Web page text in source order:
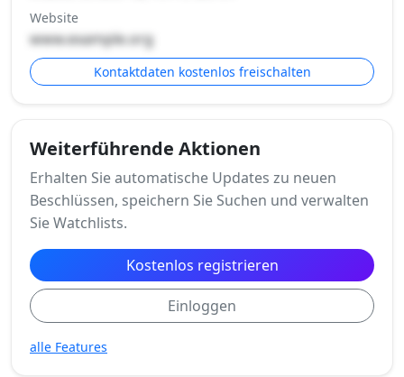
Website
www.example.org
Kontaktdaten kostenlos freischalten
Weiterführende Aktionen
Erhalten Sie automatische Updates zu neuen
Beschlüssen, speichern Sie Suchen und verwalten
Sie Watchlists.
Kostenlos registrieren
Einloggen
alle Features